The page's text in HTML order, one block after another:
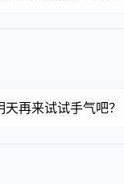
再来试试手气吧？